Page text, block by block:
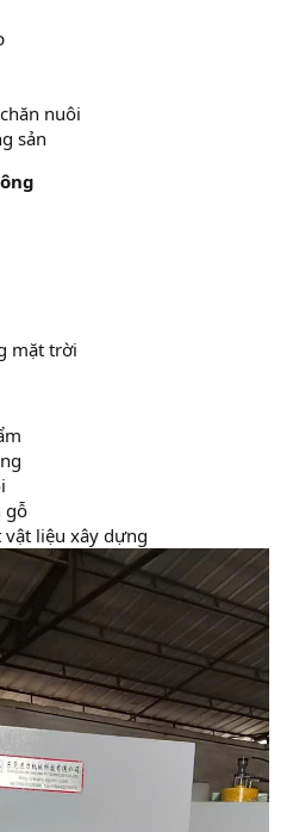
nuôi
sản
mặt trời
gỗ
vật liệu xây dựng